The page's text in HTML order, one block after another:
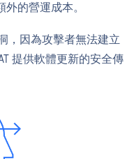
的營運成本。
，因為攻擊者無法建立
提供軟體更新的安全傳